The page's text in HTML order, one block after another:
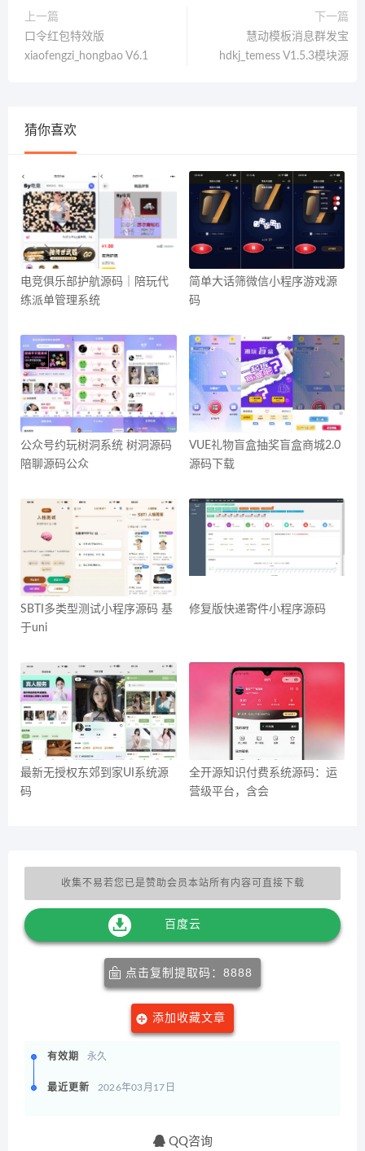
上一篇
口令红包特效版
xiaofengzi_hongbao V6.1
下一篇
慧动模板消息群发宝
hdkj_temess V1.5.3模块源
猜你喜欢
电竞俱乐部护航源码｜陪玩代
练派单管理系统
简单大话筛微信小程序游戏源
码
公众号约玩树洞系统 树洞源码
陪聊源码公众
VUE礼物盲盒抽奖盲盒商城2.0
源码下载
SBTI多类型测试小程序源码 基
于uni
修复版快递寄件小程序源码
最新无授权东郊到家UI系统源
码
全开源知识付费系统源码：运
营级平台，含会
收集不易若您已是赞助会员本站所有内容可直接下载
百度云
点击复制提取码：8888
添加收藏文章
有效期 永久
最近更新 2026年03月17日
QQ咨询